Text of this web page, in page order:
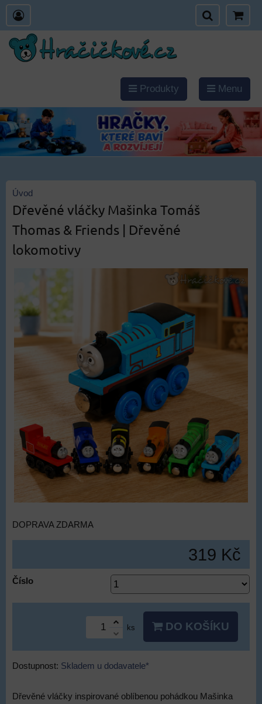
Produkty Menu
Úvod
Dřevěné vláčky Mašinka Tomáš
Thomas & Friends | Dřevěné
lokomotivy
DOPRAVA ZDARMA
319 Kč
Číslo
ks DO KOŠÍKU
Dostupnost: Skladem u dodavatele*
Dřevěné vláčky inspirované oblíbenou pohádkou Mašinka